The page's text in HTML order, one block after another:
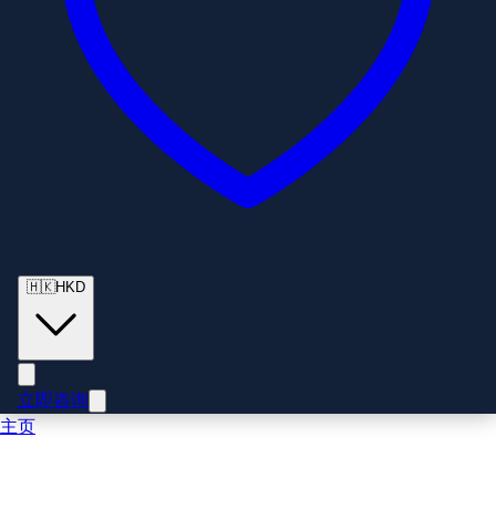
🇭🇰HKD
立即咨询
主页